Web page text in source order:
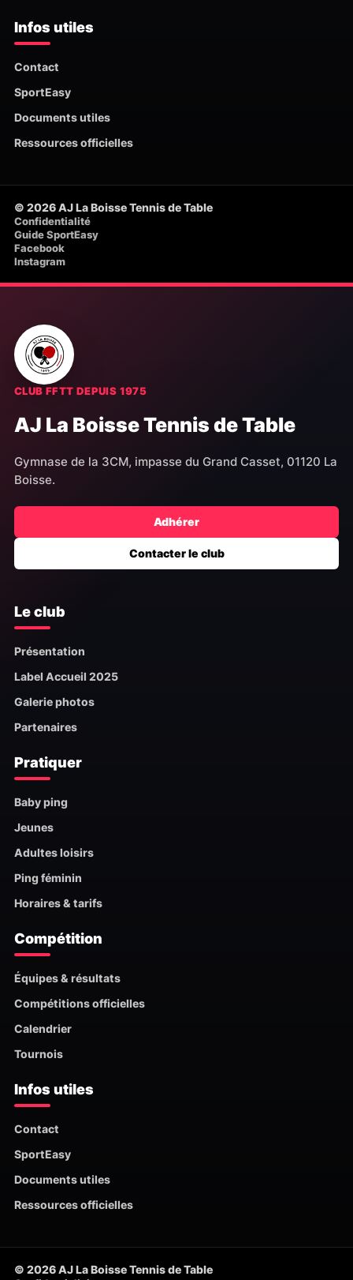
Infos utiles
Contact
SportEasy
Documents utiles
Ressources officielles
© 2026 AJ La Boisse Tennis de Table
Confidentialité
Guide SportEasy
Facebook
Instagram
CLUB FFTT DEPUIS 1975
AJ La Boisse Tennis de Table
Gymnase de la 3CM, impasse du Grand Casset, 01120 La
Boisse.
Adhérer
Contacter le club
Le club
Présentation
Label Accueil 2025
Galerie photos
Partenaires
Pratiquer
Baby ping
Jeunes
Adultes loisirs
Ping féminin
Horaires & tarifs
Compétition
Équipes & résultats
Compétitions officielles
Calendrier
Tournois
Infos utiles
Contact
SportEasy
Documents utiles
Ressources officielles
© 2026 AJ La Boisse Tennis de Table